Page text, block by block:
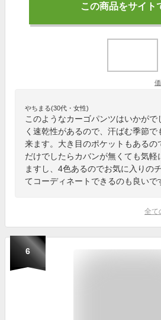
この商品をサイト
やちまる(30代・女性)
このようなカーゴパンツはいかがで
く速乾性があるので、汗ばむ季節で
来ます。大き目のポケットもあるの
だけでしたらカバンが無くても気軽
ますし、4色あるのでお気に入りの
てコーディネートできるのも良いで
全て
6